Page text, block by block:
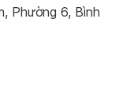
Phường 6, Bình